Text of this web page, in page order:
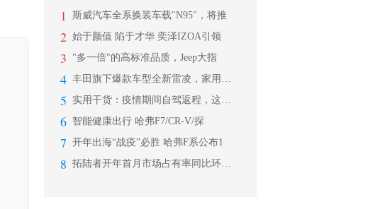
1 斯威汽车全系换装车载″N95″，将推
2 始于颜值 陷于才华 奕泽IZOA引领
3 "多一倍"的高标准品质，Jeep大指
4 丰田旗下爆款车型全新雷凌，家用轿车中
5 实用干货：疫情期间自驾返程，这些细节
6 智能健康出行 哈弗F7/CR-V/探
7 开年出海“战疫”必胜 哈弗F系公布1
8 拓陆者开年首月市场占有率同比环比双增